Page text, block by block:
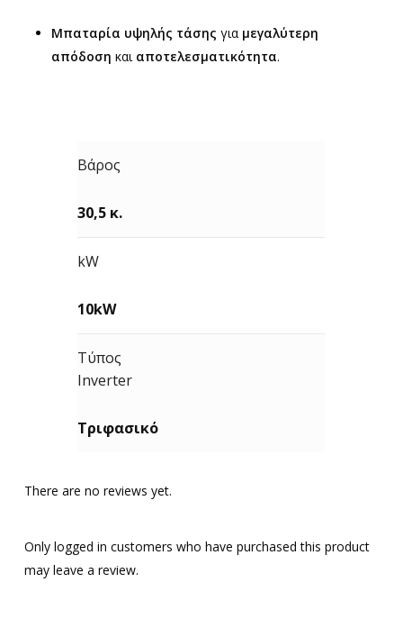
Μπαταρία υψηλής τάσης για μεγαλύτερη
απόδοση και αποτελεσματικότητα.
Βάρος
30,5 κ.
kW
10kW
Τύπος
Inverter
Τριφασικό
There are no reviews yet.
Only logged in customers who have purchased this product
may leave a review.